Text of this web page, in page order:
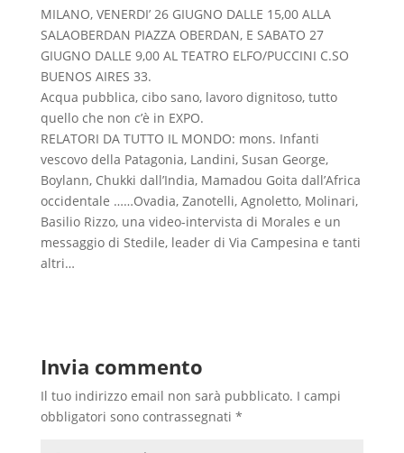
MILANO, VENERDI’ 26 GIUGNO DALLE 15,00 ALLA
SALAOBERDAN PIAZZA OBERDAN, E SABATO 27
GIUGNO DALLE 9,00 AL TEATRO ELFO/PUCCINI C.SO
BUENOS AIRES 33.
Acqua pubblica, cibo sano, lavoro dignitoso, tutto
quello che non c’è in EXPO.
RELATORI DA TUTTO IL MONDO: mons. Infanti
vescovo della Patagonia, Landini, Susan George,
Boylann, Chukki dall’India, Mamadou Goita dall’Africa
occidentale ……Ovadia, Zanotelli, Agnoletto, Molinari,
Basilio Rizzo, una video-intervista di Morales e un
messaggio di Stedile, leader di Via Campesina e tanti
altri…
Invia commento
Il tuo indirizzo email non sarà pubblicato. I campi
obbligatori sono contrassegnati *